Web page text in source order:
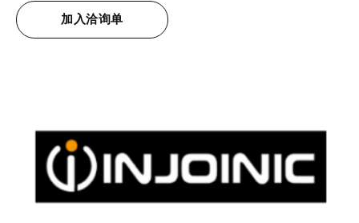
加入洽询单